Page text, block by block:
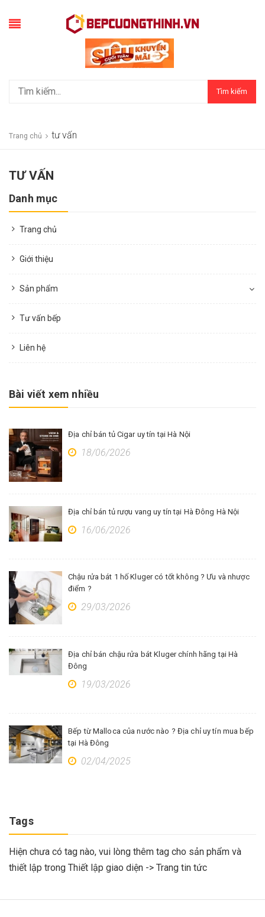
Tìm kiếm
Trang chủ tư vấn
TƯ VẤN
Danh mục
Trang chủ
Giới thiệu
Sản phẩm
Tư vấn bếp
Liên hệ
Bài viết xem nhiều
Địa chỉ bán tủ Cigar uy tín tại Hà Nội
18/06/2026
Địa chỉ bán tủ rượu vang uy tín tại Hà Đông Hà Nội
16/06/2026
Chậu rửa bát 1 hố Kluger có tốt không ? Ưu và nhược
điểm ?
29/03/2026
Địa chỉ bán chậu rửa bát Kluger chính hãng tại Hà
Đông
19/03/2026
Bếp từ Malloca của nước nào ? Địa chỉ uy tín mua bếp
tại Hà Đông
02/04/2025
Tags
Hiện chưa có tag nào, vui lòng thêm tag cho sản phẩm và
thiết lập trong Thiết lập giao diện -> Trang tin tức